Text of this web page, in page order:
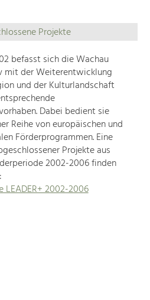
Projekte
befasst sich die Wachau
mit der Weiterentwicklung
und der Kulturlandschaft
Dabei bedient sie
Reihe von europäischen und
Förderprogrammen. Eine
Projekte aus
2002-2006 finden
LEADER+ 2002-2006